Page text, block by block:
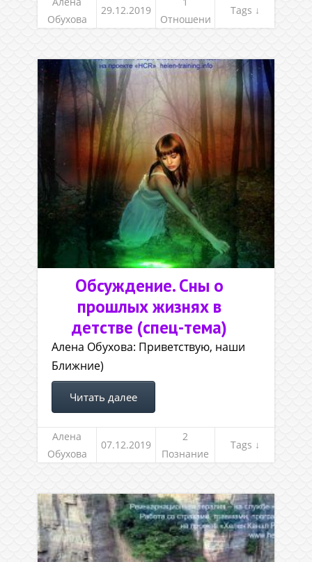
Обухова
29.12.2019
Отношени
Tags ↓
Обсуждение. Сны о
прошлых жизнях в
детстве (спец-тема)
Алена Обухова: Приветствую, наши
Ближние)
Читать далее
Алена
Обухова
07.12.2019
2
Познание
ачение
Tags ↓